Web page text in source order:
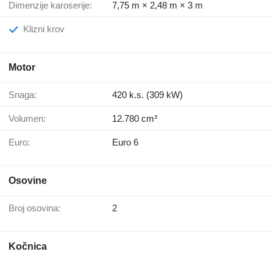
Dimenzije karoserije: 7,75 m × 2,48 m × 3 m
Klizni krov
Motor
Snaga: 420 k.s. (309 kW)
Volumen: 12.780 cm³
Euro: Euro 6
Osovine
Broj osovina: 2
Kočnica